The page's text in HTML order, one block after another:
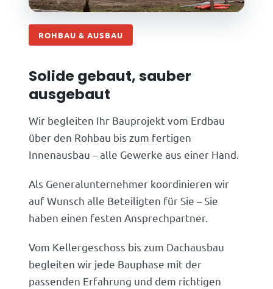
ROHBAU & AUSBAU
Solide gebaut, sauber
ausgebaut
Wir begleiten Ihr Bauprojekt vom Erdbau
über den Rohbau bis zum fertigen
Innenausbau – alle Gewerke aus einer Hand.
Als Generalunternehmer koordinieren wir
auf Wunsch alle Beteiligten für Sie – Sie
haben einen festen Ansprechpartner.
Vom Kellergeschoss bis zum Dachausbau
begleiten wir jede Bauphase mit der
passenden Erfahrung und dem richtigen